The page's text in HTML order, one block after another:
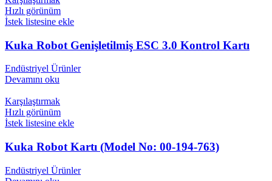
Hızlı görünüm
İstek listesine ekle
Kuka Robot Genişletilmiş ESC 3.0 Kontrol Kartı
Endüstriyel Ürünler
Devamını oku
Karşılaştırmak
Hızlı görünüm
İstek listesine ekle
Kuka Robot Kartı (Model No: 00-194-763)
Endüstriyel Ürünler